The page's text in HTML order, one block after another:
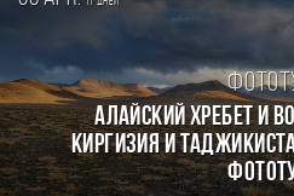
дней
Алайский хребет и
Киргизия и